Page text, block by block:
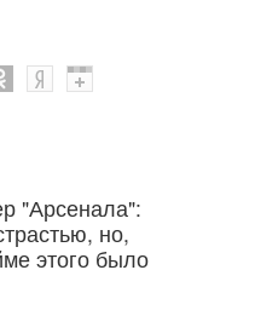
"Арсенала":
но,
этого было